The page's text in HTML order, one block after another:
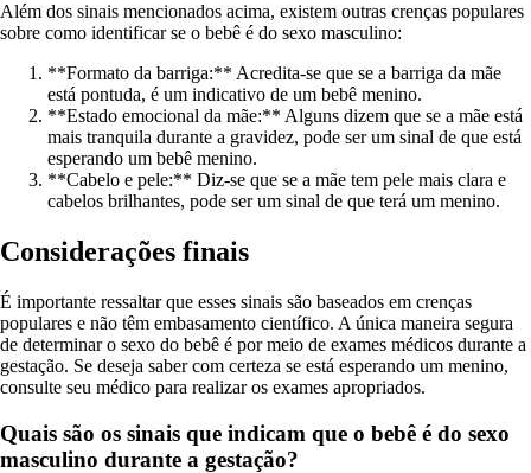
Além dos sinais mencionados acima, existem outras crenças populares
sobre como identificar se o bebê é do sexo masculino:
**Formato da barriga:** Acredita-se que se a barriga da mãe
está pontuda, é um indicativo de um bebê menino.
**Estado emocional da mãe:** Alguns dizem que se a mãe está
mais tranquila durante a gravidez, pode ser um sinal de que está
esperando um bebê menino.
**Cabelo e pele:** Diz-se que se a mãe tem pele mais clara e
cabelos brilhantes, pode ser um sinal de que terá um menino.
Considerações finais
É importante ressaltar que esses sinais são baseados em crenças
populares e não têm embasamento científico. A única maneira segura
de determinar o sexo do bebê é por meio de exames médicos durante a
gestação. Se deseja saber com certeza se está esperando um menino,
consulte seu médico para realizar os exames apropriados.
Quais são os sinais que indicam que o bebê é do sexo
masculino durante a gestação?